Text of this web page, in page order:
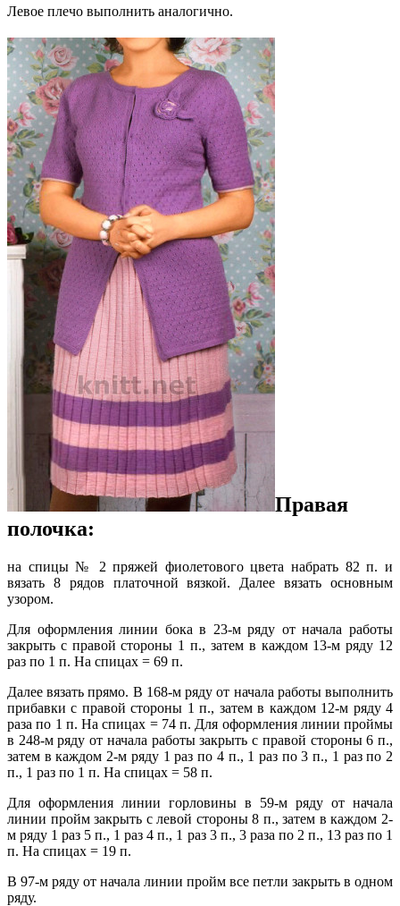
Левое плечо выполнить аналогично.
Правая
полочка:
на спицы № 2 пряжей фиолетового цвета набрать 82 п. и
вязать 8 рядов платочной вязкой. Далее вязать основным
узором.
Для оформления линии бока в 23-м ряду от начала работы
закрыть с правой стороны 1 п., затем в каждом 13-м ряду 12
раз по 1 п. На спицах = 69 п.
Далее вязать прямо. В 168-м ряду от начала работы выполнить
прибавки с правой стороны 1 п., затем в каждом 12-м ряду 4
раза по 1 п. На спицах = 74 п. Для оформления линии проймы
в 248-м ряду от начала работы закрыть с правой стороны 6 п.,
затем в каждом 2-м ряду 1 раз по 4 п., 1 раз по 3 п., 1 раз по 2
п., 1 раз по 1 п. На спицах = 58 п.
Для оформления линии горловины в 59-м ряду от начала
линии пройм закрыть с левой стороны 8 п., затем в каждом 2-
м ряду 1 раз 5 п., 1 раз 4 п., 1 раз 3 п., 3 раза по 2 п., 13 раз по 1
п. На спицах = 19 п.
В 97-м ряду от начала линии пройм все петли закрыть в одном
ряду.